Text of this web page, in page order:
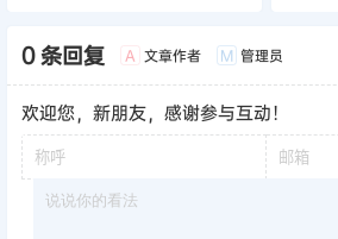
0 条回复 A 文章作者 M 管理员
欢迎您，新朋友，感谢参与互动！